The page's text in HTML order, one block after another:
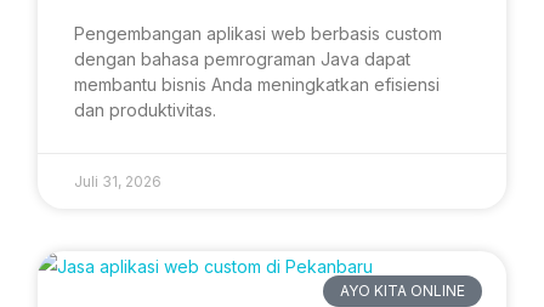
Pengembangan aplikasi web berbasis custom
dengan bahasa pemrograman Java dapat
membantu bisnis Anda meningkatkan efisiensi
dan produktivitas.
Juli 31, 2026
AYO KITA ONLINE